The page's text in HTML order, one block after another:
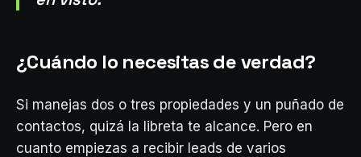
¿Cuándo lo necesitas de verdad?
Si manejas dos o tres propiedades y un puñado de
contactos, quizá la libreta te alcance. Pero en
cuanto empiezas a recibir leads de varios